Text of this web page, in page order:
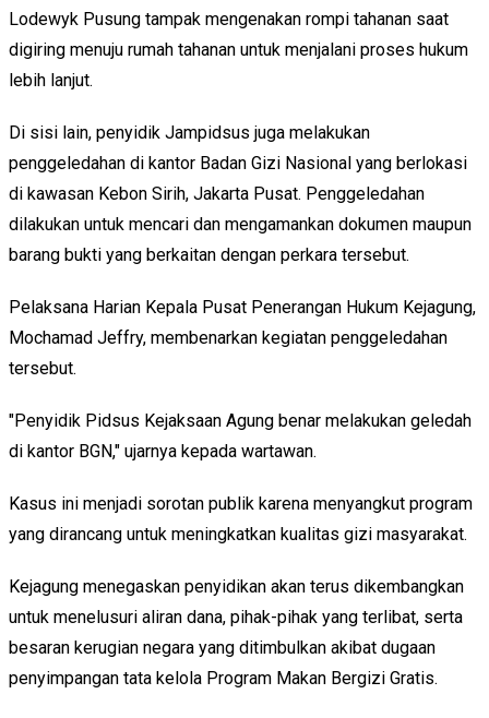
Lodewyk Pusung tampak mengenakan rompi tahanan saat
digiring menuju rumah tahanan untuk menjalani proses hukum
lebih lanjut.
Di sisi lain, penyidik Jampidsus juga melakukan
penggeledahan di kantor Badan Gizi Nasional yang berlokasi
di kawasan Kebon Sirih, Jakarta Pusat. Penggeledahan
dilakukan untuk mencari dan mengamankan dokumen maupun
barang bukti yang berkaitan dengan perkara tersebut.
Pelaksana Harian Kepala Pusat Penerangan Hukum Kejagung,
Mochamad Jeffry, membenarkan kegiatan penggeledahan
tersebut.
"Penyidik Pidsus Kejaksaan Agung benar melakukan geledah
di kantor BGN," ujarnya kepada wartawan.
Kasus ini menjadi sorotan publik karena menyangkut program
yang dirancang untuk meningkatkan kualitas gizi masyarakat.
Kejagung menegaskan penyidikan akan terus dikembangkan
untuk menelusuri aliran dana, pihak-pihak yang terlibat, serta
besaran kerugian negara yang ditimbulkan akibat dugaan
penyimpangan tata kelola Program Makan Bergizi Gratis.